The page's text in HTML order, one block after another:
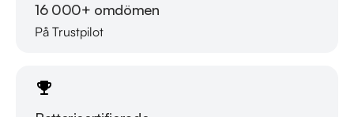
Folksam.
https://vimeo.com/1011323016
16 000+ omdömen
På Trustpilot